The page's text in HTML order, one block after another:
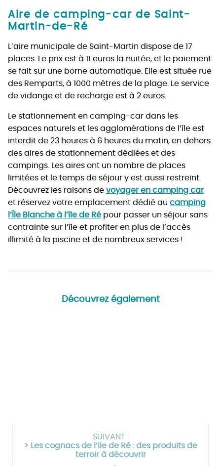
Aire de camping-car de Saint-
Martin-de-Ré
L’aire municipale de Saint-Martin dispose de 17
places. Le prix est à 11 euros la nuitée, et le paiement
se fait sur une borne automatique. Elle est située rue
des Remparts, à 1000 mètres de la plage. Le service
de vidange et de recharge est à 2 euros.
Le stationnement en camping-car dans les
espaces naturels et les agglomérations de l’île est
interdit de 23 heures à 6 heures du matin, en dehors
des aires de stationnement dédiées et des
campings. Les aires ont un nombre de places
limitées et le temps de séjour y est aussi restreint.
Découvrez les raisons de voyager en camping car
et réservez votre emplacement dédié au camping
l’Île Blanche à l’île de Ré pour passer un séjour sans
contrainte sur l’île et profiter en plus de l’accès
illimité à la piscine et de nombreux services !
Découvrez également
SUIVANT :
> Les cognacs de l’Ile de Ré : des produits de
terroir à découvrir